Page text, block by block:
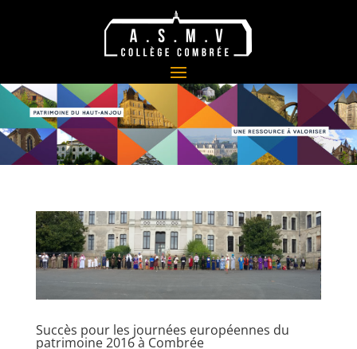
Succès pour les journées européennes du
patrimoine 2016 à Combrée